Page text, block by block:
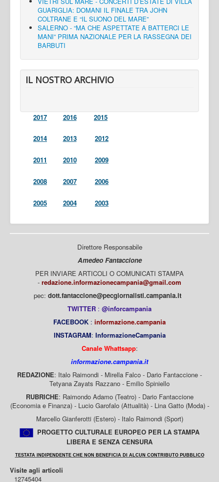
GUARIGLIA: DOMANI IL FINALE TRA JOHN
COLTRANE E “IL SUONO DEL MARE”
SALERNO - “MA CHE ASPETTATE A BATTERCI LE
MANI” PRIMA NAZIONALE PER LA RASSEGNA DEI
BARBUTI
IL NOSTRO ARCHIVIO
2017 2016 2015
2014 2013 2012
2011 2010 2009
2008 2007 2006
2005 2004 2003
Direttore Responsabile
Amedeo Fantaccione
PER INVIARE ARTICOLI O COMUNICATI STAMPA
- redazione.informazionecampania@gmail.com
pec: dott.fantaccione@pecgiornalisti.campania.it
TWITTER : @inforcampania
FACEBOOK : informazione.campania
INSTAGRAM: InformazioneCampania
Canale Whattsapp:
informazione.campania.it
REDAZIONE: Italo Raimondi - Mirella Falco - Dario Fantaccione -
Tetyana Zayats Razzano - Emilio Spiniello
RUBRICHE: Raimondo Adamo (Teatro) - Dario Fantaccione
(Economia e Finanza) - Lucio Garofalo (Attualità) - Lina Gatto (Moda) -
Marcello Gianferotti (Estero) - Italo Raimondi (Sport)
PROGETTO CULTURALE EUROPEO PER LA STAMPA
LIBERA E SENZA CENSURA
TESTATA INDIPENDENTE CHE NON BENEFICIA DI ALCUN CONTRIBUTO PUBBLICO
Visite agli articoli
12745404